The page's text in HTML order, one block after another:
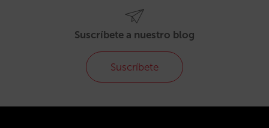
Suscríbete a nuestro blog
Suscríbete